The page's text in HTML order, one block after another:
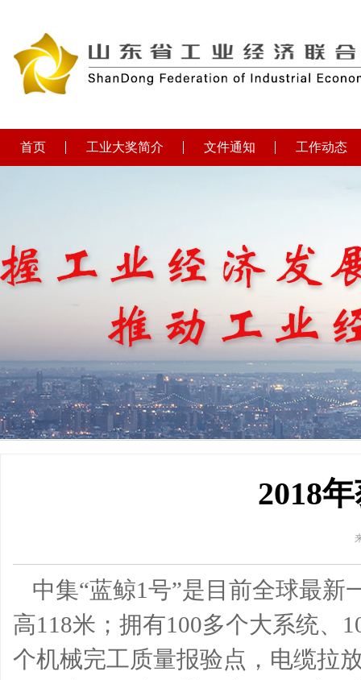
首页 工业大奖简介 文件通知 工作动态
2018
中集“蓝鲸1号”是目前全球最新
高118米；拥有100多个大系统、
个机械完工质量报验点，电缆拉